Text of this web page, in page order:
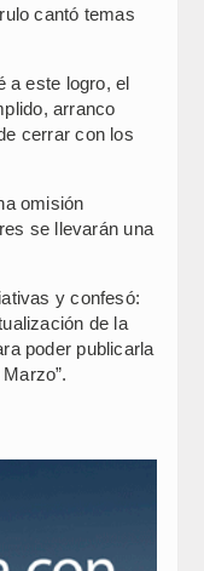
cantó temas
a este logro, el
arranco
cerrar con los
omisión
se llevarán una
y confesó:
de la
poder publicarla